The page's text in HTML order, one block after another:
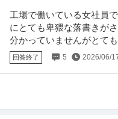
工場で働いている女社員
にとても卑猥な落書きが
分かっていませんがとて
回答終了 5 2026/06/